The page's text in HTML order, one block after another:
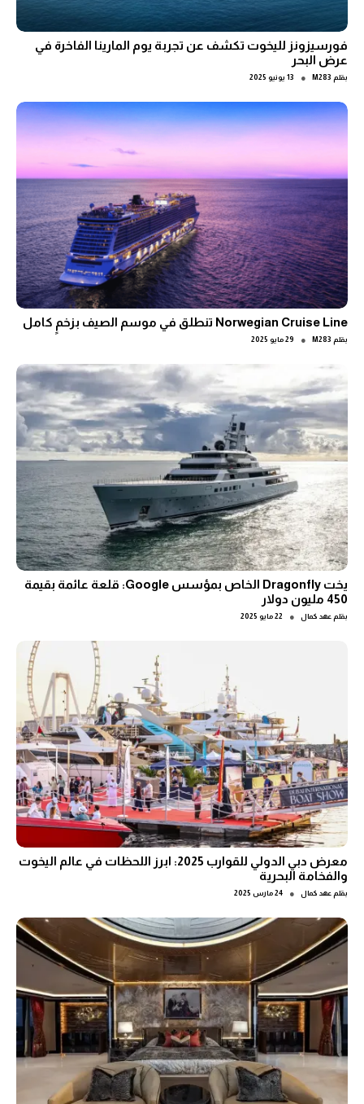
فورسيزونز لليخوت تكشف عن تجربة يوم المارينا الفاخرة في
عرض البحر
بقلم M283
● 13 يونيو 2025
Norwegian Cruise Line تنطلق في موسم الصيف بزخمٍ كامل
بقلم M283
● 29 مايو 2025
يخت Dragonfly الخاص بمؤسس Google: قلعة عائمة بقيمة
450 مليون دولار
بقلم عهد كمال ● 22 مايو 2025
معرض دبي الدولي للقوارب 2025: ابرز اللحظات في عالم اليخوت
والفخامة البحرية
بقلم عهد كمال ● 24 مارس 2025